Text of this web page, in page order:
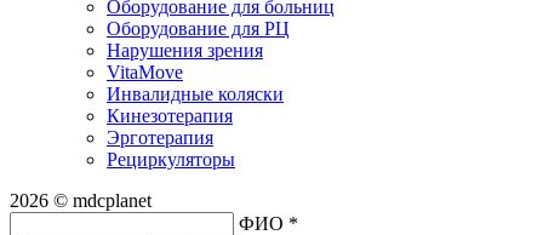
Оборудование для больниц
Оборудование для РЦ
Нарушения зрения
VitaMove
Инвалидные коляски
Кинезотерапия
Эрготерапия
Рециркуляторы
2026 © mdcplanet
ФИО *